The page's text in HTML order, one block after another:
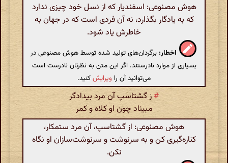
هوش مصنوعی: اسفندیار که از نسل خود چیزی ندارد
که به یادگار بگذارد، نه آن فردی است که در جهان به
خاطرش یاد شود.
اخطار: برگردان‌های تولید شده توسط هوش مصنوعی در
بسیاری از موارد نادرستند. اگر این متن به نظرتان نادرست است
می‌توانید آن را ویرایشکنید.
# ز گشتاسپ آن مرد بیدادگر
مبیناد چون او کلاه و کمر
هوش مصنوعی: از گشتاسپ، آن مرد ستمکار،
کناره‌گیری کن و به سرنوشت و سرنوشت‌سازان او نگاه
نکن.